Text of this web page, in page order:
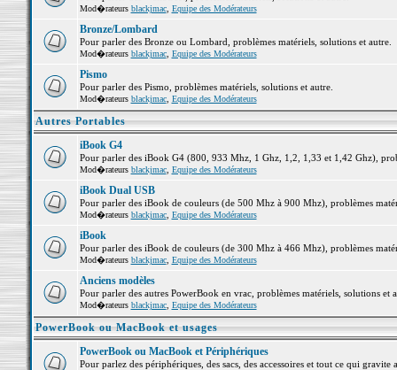
Mod�rateurs blackjmac, Equipe des Modérateurs
Bronze/Lombard
Pour parler des Bronze ou Lombard, problèmes matériels, solutions et autre.
Mod�rateurs blackjmac, Equipe des Modérateurs
Pismo
Pour parler des Pismo, problèmes matériels, solutions et autre.
Mod�rateurs blackjmac, Equipe des Modérateurs
Autres Portables
iBook G4
Pour parler des iBook G4 (800, 933 Mhz, 1 Ghz, 1,2, 1,33 et 1,42 Ghz),
Mod�rateurs blackjmac, Equipe des Modérateurs
iBook Dual USB
Pour parler des iBook de couleurs (de 500 Mhz à 900 Mhz), problèmes
Mod�rateurs blackjmac, Equipe des Modérateurs
iBook
Pour parler des iBook de couleurs (de 300 Mhz à 466 Mhz), problèmes
Mod�rateurs blackjmac, Equipe des Modérateurs
Anciens modèles
Pour parler des autres PowerBook en vrac, problèmes matériels, solutions et
Mod�rateurs blackjmac, Equipe des Modérateurs
PowerBook ou MacBook et usages
PowerBook ou MacBook et Périphériques
Pour parlez des périphériques, des sacs, des accessoires et tout ce qui